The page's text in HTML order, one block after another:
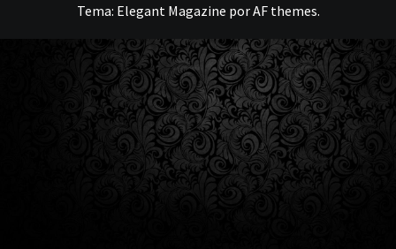
Tema: Elegant Magazine porAF themes.